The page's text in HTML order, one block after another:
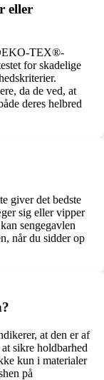
eller
TEX®-
for skadelige
da de ved, at
deres helbred
giver det bedste
sig eller vipper
sengegavlen
når du sidder op
at den er af
sikre holdbarhed
kun i materialer
på